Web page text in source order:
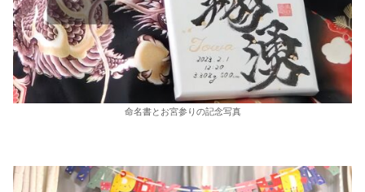
命名書とお宮参りの記念写真